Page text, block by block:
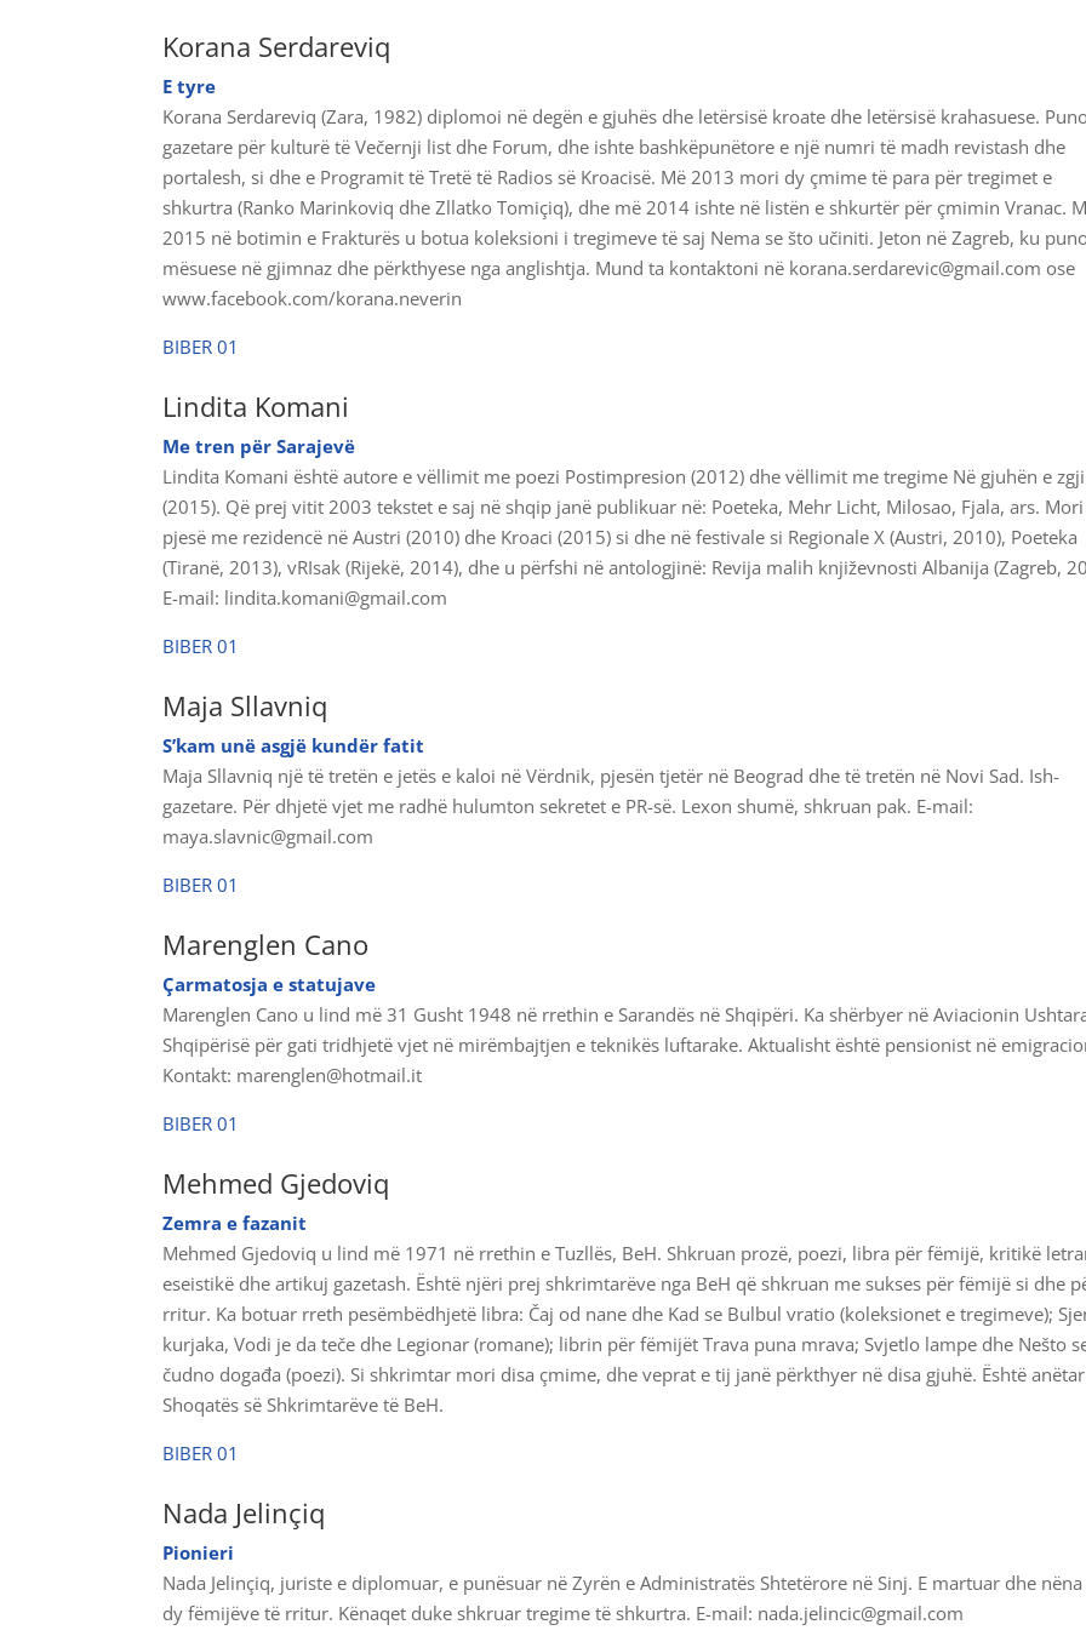
Korana Serdareviq
E tyre
Korana Serdareviq (Zara, 1982) diplomoi në degën e gjuhës dhe letërsisë kroate dhe letërsisë krahasuese.
gazetare për kulturë të Večernji list dhe Forum, dhe ishte bashkëpunëtore e një numri të madh revistash dhe
portalesh, si dhe e Programit të Tretë të Radios së Kroacisë. Më 2013 mori dy çmime të para për tregimet e
shkurtra (Ranko Marinkoviq dhe Zllatko Tomiçiq), dhe më 2014 ishte në listën e shkurtër për çmimin Vranac.
2015 në botimin e Frakturës u botua koleksioni i tregimeve të saj Nema se što učiniti. Jeton në Zagreb, ku
mësuese në gjimnaz dhe përkthyese nga anglishtja. Mund ta kontaktoni në korana.serdarevic@gmail.com ose
www.facebook.com/korana.neverin
BIBER 01
Lindita Komani
Me tren për Sarajevë
Lindita Komani është autore e vëllimit me poezi Postimpresion (2012) dhe vëllimit me tregime Në gjuhën e
(2015). Që prej vitit 2003 tekstet e saj në shqip janë publikuar në: Poeteka, Mehr Licht, Milosao, Fjala, ars. Mori
pjesë me rezidencë në Austri (2010) dhe Kroaci (2015) si dhe në festivale si Regionale X (Austri, 2010), Poeteka
(Tiranë, 2013), vRIsak (Rijekë, 2014), dhe u përfshi në antologjinë: Revija malih književnosti Albanija (Zagreb,
E-mail: lindita.komani@gmail.com
BIBER 01
Maja Sllavniq
S’kam unë asgjë kundër fatit
Maja Sllavniq një të tretën e jetës e kaloi në Vërdnik, pjesën tjetër në Beograd dhe të tretën në Novi Sad. Ish-
gazetare. Për dhjetë vjet me radhë hulumton sekretet e PR-së. Lexon shumë, shkruan pak. E-mail:
maya.slavnic@gmail.com
BIBER 01
Marenglen Cano
Çarmatosja e statujave
Marenglen Cano u lind më 31 Gusht 1948 në rrethin e Sarandës në Shqipëri. Ka shërbyer në Aviacionin
Shqipërisë për gati tridhjetë vjet në mirëmbajtjen e teknikës luftarake. Aktualisht është pensionist në
Kontakt: marenglen@hotmail.it
BIBER 01
Mehmed Gjedoviq
Zemra e fazanit
Mehmed Gjedoviq u lind më 1971 në rrethin e Tuzllës, BeH. Shkruan prozë, poezi, libra për fëmijë, kritikë
eseistikë dhe artikuj gazetash. Është njëri prej shkrimtarëve nga BeH që shkruan me sukses për fëmijë si dhe
rritur. Ka botuar rreth pesëmbëdhjetë libra: Čaj od nane dhe Kad se Bulbul vratio (koleksionet e tregimeve);
kurjaka, Vodi je da teče dhe Legionar (romane); librin për fëmijët Trava puna mrava; Svjetlo lampe dhe Nešto
čudno događa (poezi). Si shkrimtar mori disa çmime, dhe veprat e tij janë përkthyer në disa gjuhë. Është
Shoqatës së Shkrimtarëve të BeH.
BIBER 01
Nada Jelinçiq
Pionieri
Nada Jelinçiq, juriste e diplomuar, e punësuar në Zyrën e Administratës Shtetërore në Sinj. E martuar dhe nëna
dy fëmijëve të rritur. Kënaqet duke shkruar tregime të shkurtra. E-mail: nada.jelincic@gmail.com